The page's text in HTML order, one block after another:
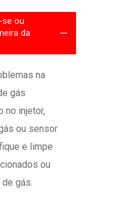
ou
da
na
gás
no injetor,
ou sensor
e limpe
ou
gás.